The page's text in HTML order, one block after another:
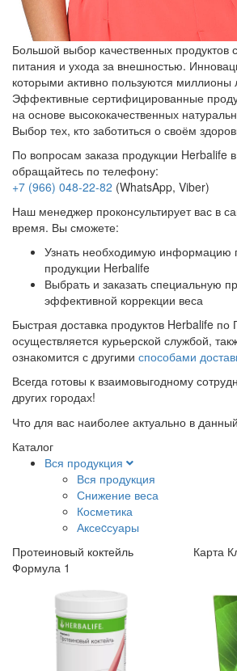
Большой выбор качественных продуктов
питания и ухода за внешностью.
которыми активно пользуются
Эффективные сертифицированные
на основе высококачественных
Выбор тех, кто заботиться о своём
По вопросам заказа продукции Herbalife
обращайтесь по телефону:
+7 (966) 048-22-82 (WhatsApp, Viber)
Наш менеджер проконсультирует вас в
время. Вы сможете:
Узнать необходимую информацию
продукции Herbalife
Выбрать и заказать специальную
эффективной коррекции веса
Быстрая доставка продуктов Herbalife по
осуществляется курьерской службой,
ознакомится с другими способами
Всегда готовы к взаимовыгодному
других городах!
Что для вас наиболее актуально в
Каталог
Вся продукция
Вся продукция
Снижение веса
Косметика
Аксеcсуары
Протеиновый коктейль
Формула 1
Карта